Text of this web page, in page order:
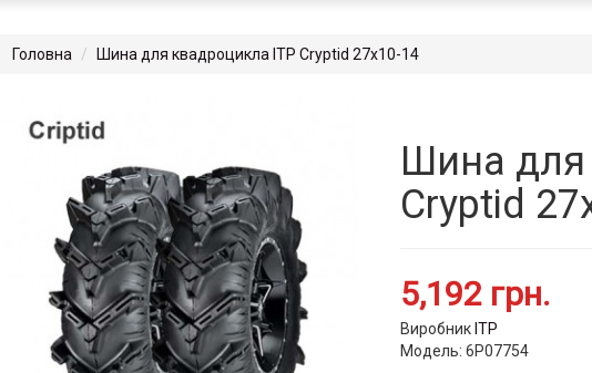
Головна Шина для квадроцикла ITP Cryptid 27x10-14
Шина для
Cryptid
5,192 грн.
Виробник ITP
Модель: 6P07754